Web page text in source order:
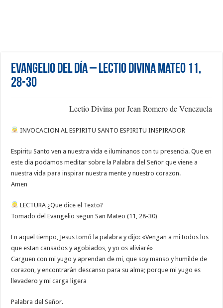
Evangelio del día – Lectio Divina Mateo 11,
28-30
Lectio Divina por Jean Romero de Venezuela
INVOCACION AL ESPIRITU SANTO ESPIRITU INSPIRADOR
Espiritu Santo ven a nuestra vida e iluminanos con tu presencia. Que en
este dia podamos meditar sobre la Palabra del Señor que viene a
nuestra vida para inspirar nuestra mente y nuestro corazon.
Amen
LECTURA ¿Que dice el Texto?
Tomado del Evangelio segun San Mateo (11, 28-30)
En aquel tiempo, Jesus tomó la palabra y dijo: «Vengan a mi todos los
que estan cansados y agobiados, y yo os aliviaré»
Carguen con mi yugo y aprendan de mi, que soy manso y humilde de
corazon, y encontraràn descanso para su alma; porque mi yugo es
llevadero y mi carga ligera
Palabra del Señor.